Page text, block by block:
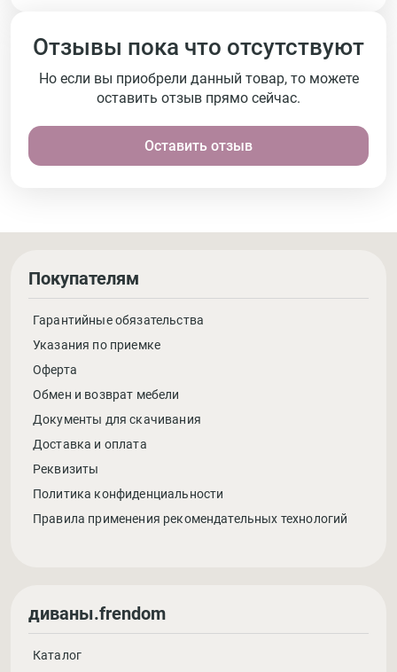
Отзывы пока что отсутствуют
Но если вы приобрели данный товар, то можете
оставить отзыв прямо сейчас.
Оставить отзыв
Покупателям
Гарантийные обязательства
Указания по приемке
Оферта
Обмен и возврат мебели
Документы для скачивания
Доставка и оплата
Реквизиты
Политика конфиденциальности
Правила применения рекомендательных технологий
диваны.frendom
Каталог